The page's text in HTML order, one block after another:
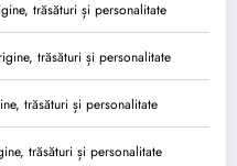
trăsături și personalitate
trăsături și personalitate
trăsături și personalitate
trăsături și personalitate